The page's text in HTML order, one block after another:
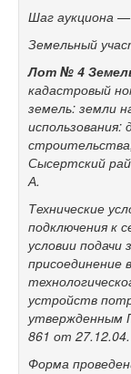
Шаг аукциона —
Земельный
Лот № 4
кадастровый
земель: земли
использования:
Сысертский
А.
Технические
подключения к
условии подачи
присоединение в
устройств
утвержденным
861 от 27.12.04.
Форма